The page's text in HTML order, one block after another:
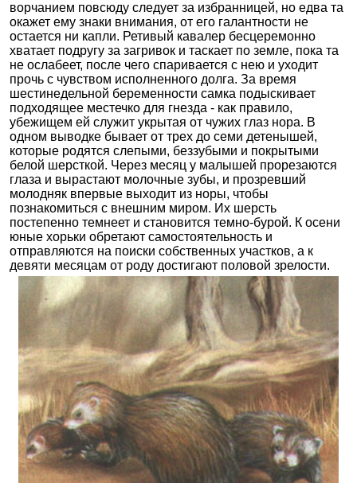
ворчанием повсюду следует за избранницей, но едва та
окажет ему знаки внимания, от его галантности не
остается ни капли. Ретивый кавалер бесцеремонно
хватает подругу за загривок и таскает по земле, пока та
не ослабеет, после чего спаривается с нею и уходит
прочь с чувством исполненного долга. За время
шестинедельной беременности самка подыскивает
подходящее местечко для гнезда - как правило,
убежищем ей служит укрытая от чужих глаз нора. В
одном выводке бывает от трех до семи детенышей,
которые родятся слепыми, беззубыми и покрытыми
белой шерсткой. Через месяц у малышей прорезаются
глаза и вырастают молочные зубы, и прозревший
молодняк впервые выходит из норы, чтобы
познакомиться с внешним миром. Их шерсть
постепенно темнеет и становится темно-бурой. К осени
юные хорьки обретают самостоятельность и
отправляются на поиски собственных участков, а к
девяти месяцам от роду достигают половой зрелости.